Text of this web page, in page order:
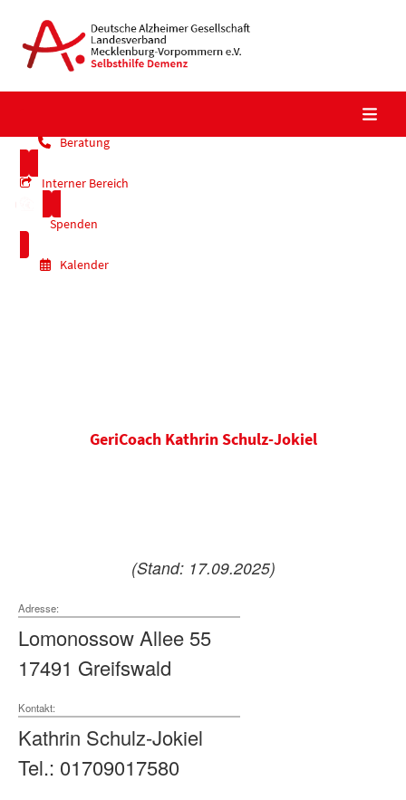
content
Beratung
Interner Bereich
Spenden
Kalender
GeriCoach Kathrin Schulz-Jokiel
(Stand: 17.09.2025)
Adresse:
Lomonossow Allee 55
17491 Greifswald
Kontakt:
Kathrin Schulz-Jokiel
Tel.: 01709017580